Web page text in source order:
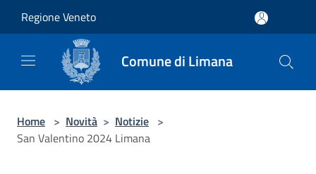
Regione Veneto
Comune di Limana
Home > Novità > Notizie >
San Valentino 2024 Limana